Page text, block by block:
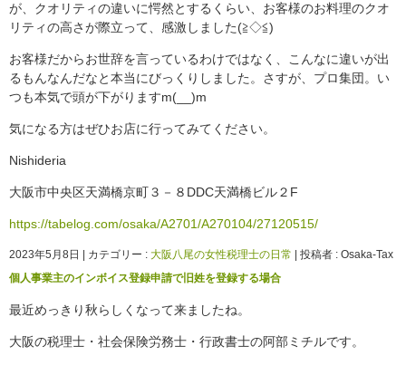
が、クオリティの違いに愕然とするくらい、お客様のお料理のクオ
リティの高さが際立って、感激しました(≧◇≦)
お客様だからお世辞を言っているわけではなく、こんなに違いが出
るもんなんだなと本当にびっくりしました。さすが、プロ集団。い
つも本気で頭が下がりますm(__)m
気になる方はぜひお店に行ってみてください。
Nishideria
大阪市中央区天満橋京町３－８DDC天満橋ビル２F
https://tabelog.com/osaka/A2701/A270104/27120515/
2023年5月8日 カテゴリー : 大阪八尾の女性税理士の日常
投稿者 : Osaka-Tax
個人事業主のインボイス登録申請で旧姓を登録する場合
最近めっきり秋らしくなって来ましたね。
大阪の税理士・社会保険労務士・行政書士の阿部ミチルです。